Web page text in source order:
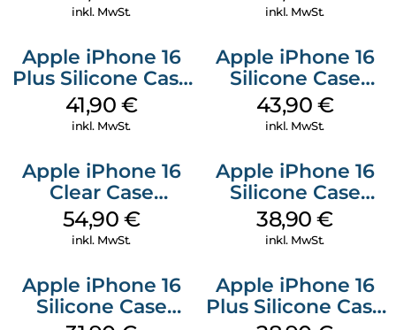
Stone Gray
inkl. MwSt. inkl. MwSt.
Apple iPhone 16
Plus Silicone Case
MagSafe Stone
Gray
41,90 €
inkl. MwSt.
Apple iPhone 16
Silicone Case
MagSafe Plum
43,90 €
inkl. MwSt.
Apple iPhone 16
Clear Case
MagSafe
Transparent
54,90 €
inkl. MwSt.
Apple iPhone 16
Silicone Case
MagSafe
Ultramarine
38,90€
inkl. MwSt.
Apple iPhone 16
Silicone Case
Apple iPhone 16
Plus Silicone Case